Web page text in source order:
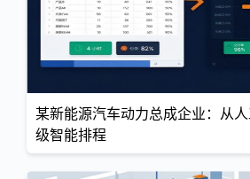
某新能源汽车动力总成企业：从
级智能排程